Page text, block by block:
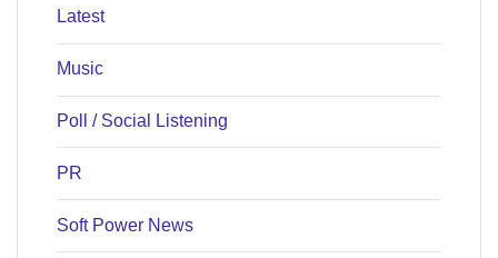
Latest
Music
Poll / Social Listening
PR
Soft Power News